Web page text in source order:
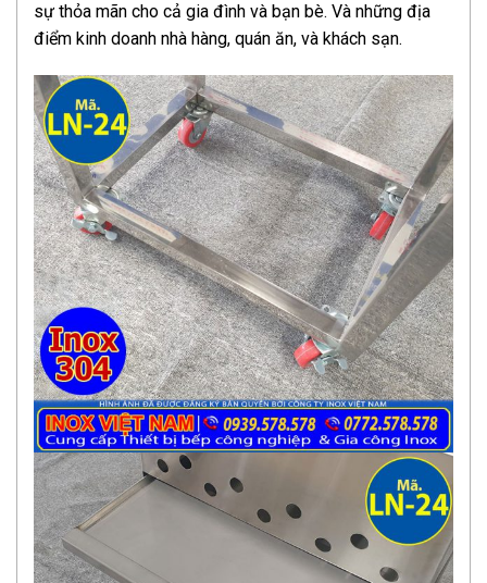
sự thỏa mãn cho cả gia đình và bạn bè. Và những địa
điểm kinh doanh nhà hàng, quán ăn, và khách sạn.